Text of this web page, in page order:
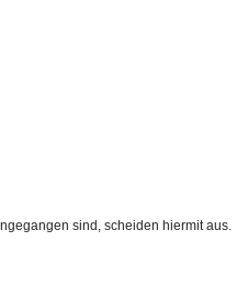
sind, scheiden hiermit aus.